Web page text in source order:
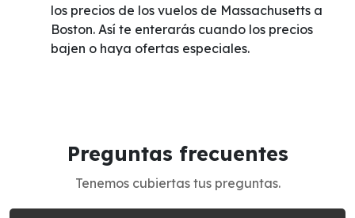
los precios de los vuelos de Massachusetts a
Boston. Así te enterarás cuando los precios
bajen o haya ofertas especiales.
Preguntas frecuentes
Tenemos cubiertas tus preguntas.